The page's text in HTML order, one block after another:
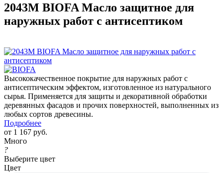
2043M BIOFA Масло защитное для
наружных работ с антисептиком
Высококачественное покрытие для наружных работ с
антисептическим эффектом, изготовленное из натурального
сырья. Применяется для защиты и декоративной обработки
деревянных фасадов и прочих поверхностей, выполненных из
любых сортов древесины.
Подробнее
от 1 167 руб.
Много
?
Выберите цвет
Цвет